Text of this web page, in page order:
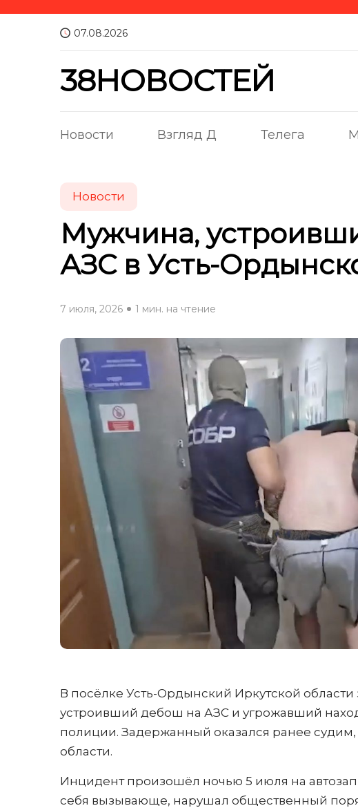
07.08.2026
38НОВОСТЕЙ
Новости Взгляд Д Телега
Новости
Мужчина,
АЗС в Усть-
7 июля, 2026 1 мин. на чтение
В посёлке Усть-Ордынский Иркутской
устроивший дебош на АЗС и угрожавший
полиции. Задержанный оказался ранее
области.
Инцидент произошёл ночью 5 июля на
себя вызывающе, нарушал общественный